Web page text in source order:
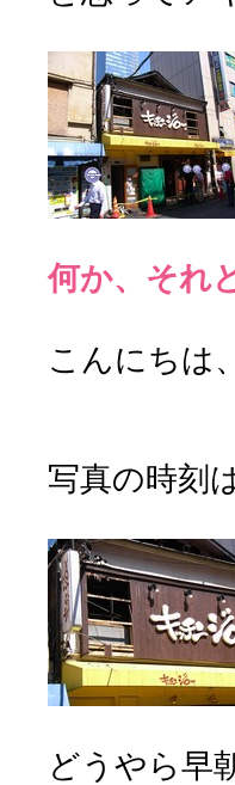
何か、それ
こんにちは
写真の時刻
どうやら早